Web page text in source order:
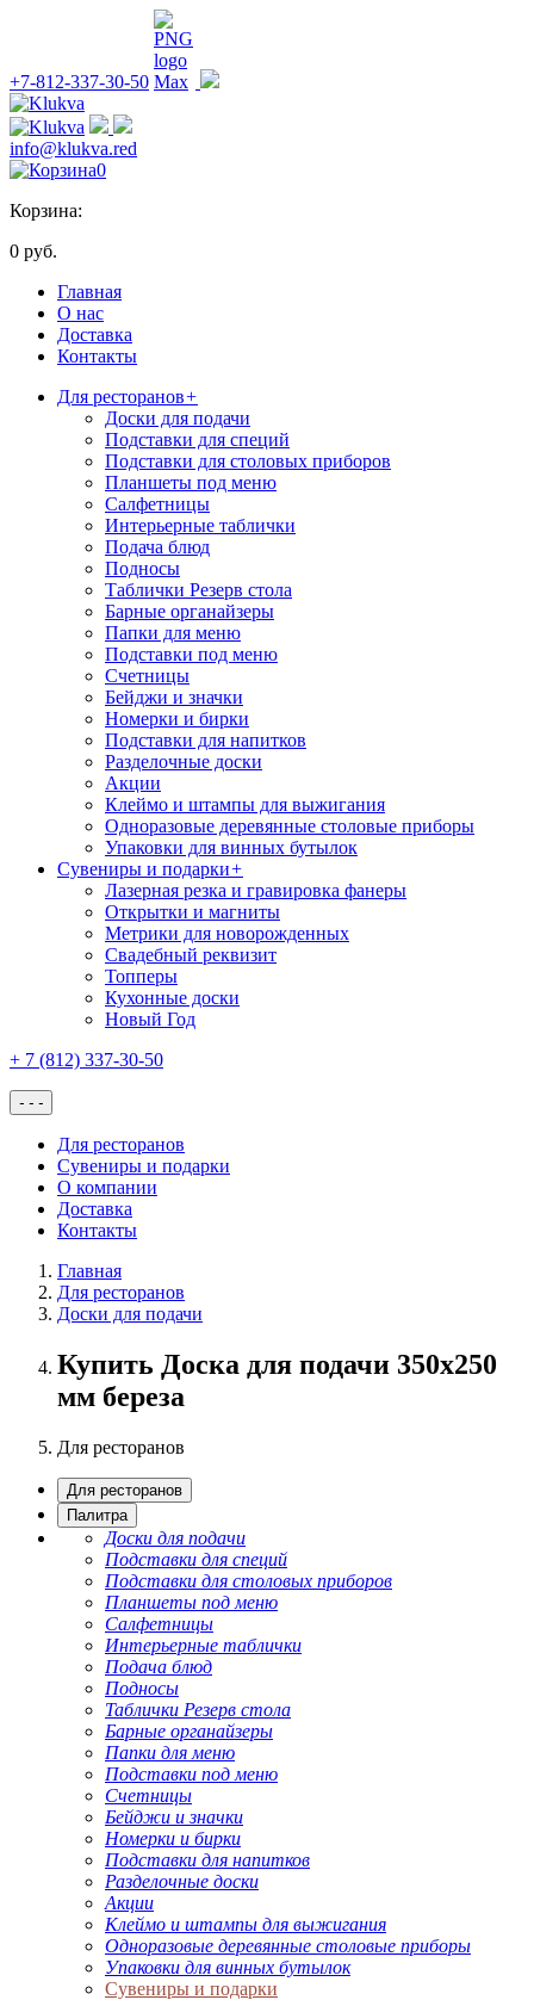
+7-812-337-30-50
info@klukva.red
0
Корзина:
0 руб.
Главная
О нас
Доставка
Контакты
Для ресторанов+
Доски для подачи
Подставки для специй
Подставки для столовых приборов
Планшеты под меню
Салфетницы
Интерьерные таблички
Подача блюд
Подносы
Таблички Резерв стола
Барные органайзеры
Папки для меню
Подставки под меню
Счетницы
Бейджи и значки
Номерки и бирки
Подставки для напитков
Разделочные доски
Акции
Клеймо и штампы для выжигания
Одноразовые деревянные столовые приборы
Упаковки для винных бутылок
Сувениры и подарки+
Лазерная резка и гравировка фанеры
Открытки и магниты
Метрики для новорожденных
Свадебный реквизит
Топперы
Кухонные доски
Новый Год
+ 7 (812) 337-30-50
- - -
Для ресторанов
Сувениры и подарки
О компании
Доставка
Контакты
Главная
Для ресторанов
Доски для подачи
Купить Доска для подачи 350х250
мм береза
Для ресторанов
Для ресторанов
Палитра
Доски для подачи
Подставки для специй
Подставки для столовых приборов
Планшеты под меню
Салфетницы
Интерьерные таблички
Подача блюд
Подносы
Таблички Резерв стола
Барные органайзеры
Папки для меню
Подставки под меню
Счетницы
Бейджи и значки
Номерки и бирки
Подставки для напитков
Разделочные доски
Акции
Клеймо и штампы для выжигания
Одноразовые деревянные столовые приборы
Упаковки для винных бутылок
Сувениры и подарки